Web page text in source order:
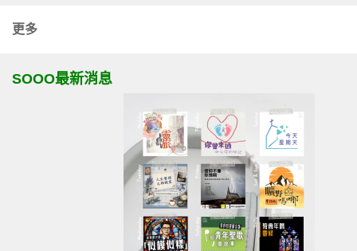
更多
SOOO最新消息